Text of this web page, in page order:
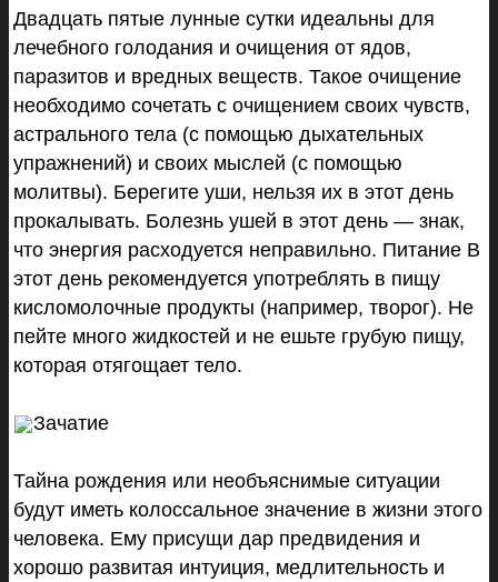
Двадцать пятые лунные сутки идеальны для
лечебного голодания и очищения от ядов,
паразитов и вредных веществ. Такое очищение
необходимо сочетать с очищением своих чувств,
астрального тела (с помощью дыхательных
упражнений) и своих мыслей (с помощью
молитвы). Берегите уши, нельзя их в этот день
прокалывать. Болезнь ушей в этот день — знак,
что энергия расходуется неправильно. Питание В
этот день рекомендуется употреблять в пищу
кисломолочные продукты (например, творог). Не
пейте много жидкостей и не ешьте грубую пищу,
которая отягощает тело.
Зачатие
Тайна рождения или необъяснимые ситуации
будут иметь колоссальное значение в жизни этого
человека. Ему присущи дар предвидения и
хорошо развитая интуиция, медлительность и